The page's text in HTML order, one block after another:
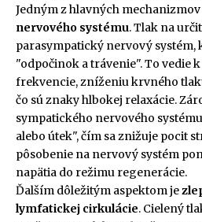
Jedným z hlavných mechanizmov
nervového systému. Tlak na
parasympatický nervový systém,
"odpočinok a trávenie". To vedie
frekvencie, zníženiu krvného
čo sú znaky hlbokej relaxácie.
sympatického nervového
alebo útek", čím sa znižuje pocit
pôsobenie na nervový systém
napätia do režimu regenerácie.
Ďalším dôležitým aspektom je
lymfatickej cirkulácie. Cielený